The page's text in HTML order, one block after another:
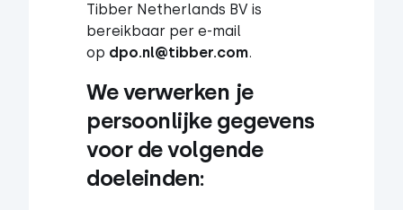
Tibber Netherlands BV is
bereikbaar per e-mail
op dpo.nl@tibber.com.
We verwerken je
persoonlijke gegevens
voor de volgende
doeleinden: